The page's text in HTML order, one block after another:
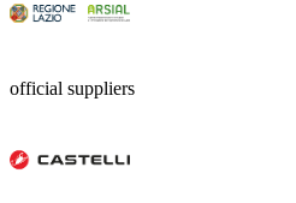
official suppliers